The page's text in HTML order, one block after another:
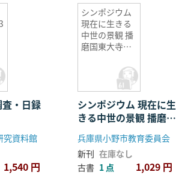
・日録
究資料館
1,540 円
シンポジウム
現在に生きる
中世の景観 播
磨国東大寺領
シンポジウム 現在に生
きる中世の景観 播磨国
東大寺領大部荘 記録集
兵庫県小野市教育委員会
新刊 在庫なし
古書 1 点 1,029 円